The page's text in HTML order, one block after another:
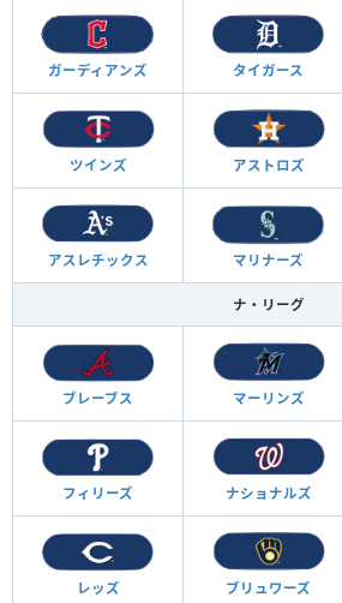
ガーディアンズ タイガース
ツインズ アストロズ
アスレチックス マリナーズ
ナ・リーグ
ブレーブス マーリンズ
フィリーズ ナショナルズ
レッズ ブリュワーズ